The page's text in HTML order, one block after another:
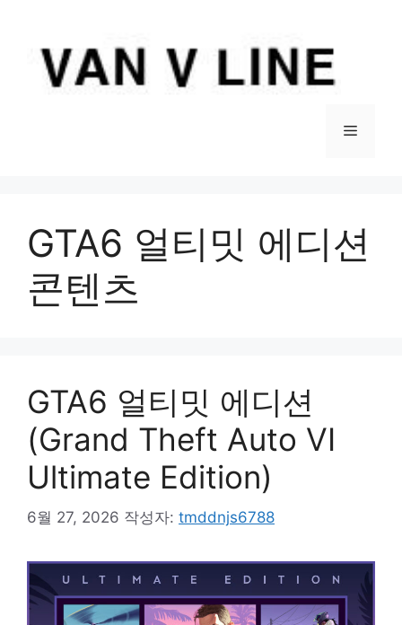
메
GTA6 얼티밋 에디션
콘텐츠
GTA6 얼티밋 에디션
(Grand Theft Auto VI
Ultimate Edition)
6월 27, 2026 작성자: tmddnjs6788